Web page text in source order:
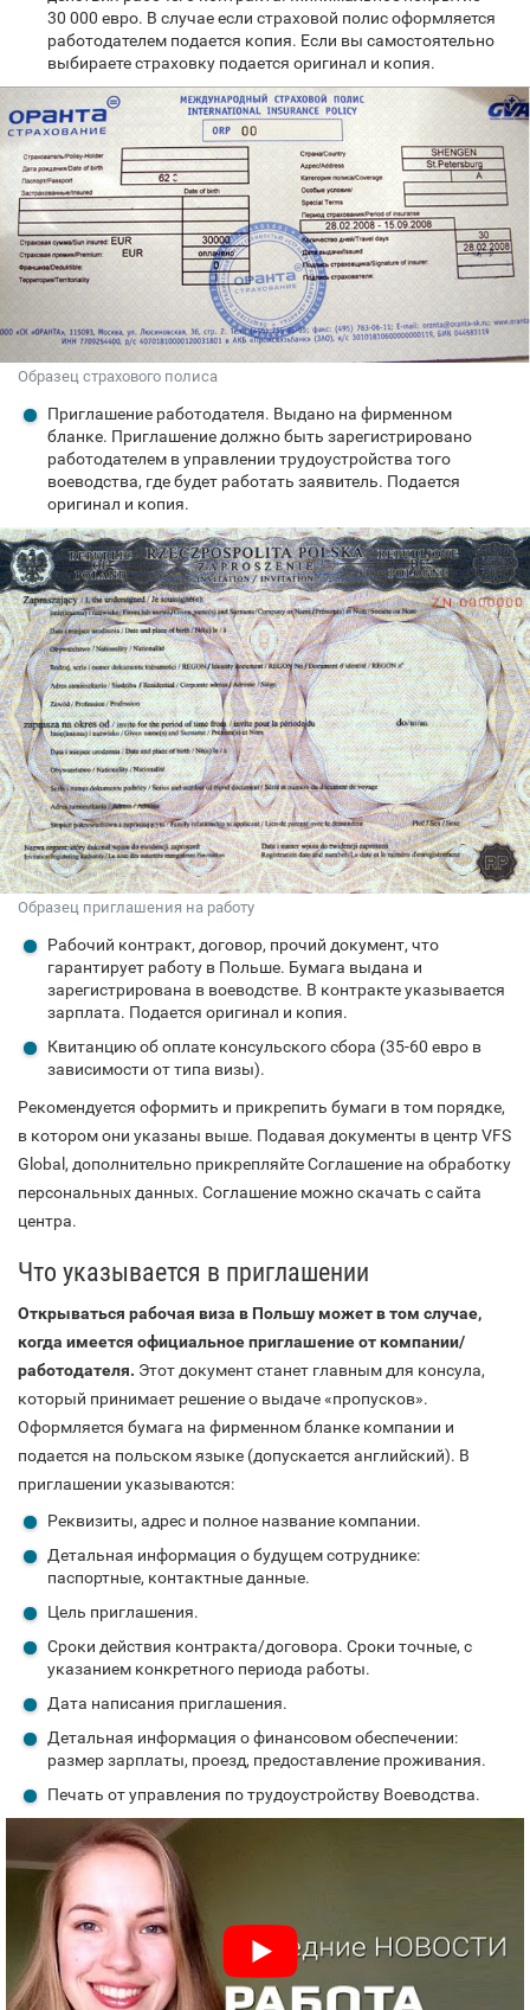
30 000 евро. В случае если страховой полис оформляется
работодателем подается копия. Если вы самостоятельно
выбираете страховку подается оригинал и копия.
Образец страхового полиса
Приглашение работодателя. Выдано на фирменном
бланке. Приглашение должно быть зарегистрировано
работодателем в управлении трудоустройства того
воеводства, где будет работать заявитель. Подается
оригинал и копия.
Образец приглашения на работу
Рабочий контракт, договор, прочий документ, что
гарантирует работу в Польше. Бумага выдана и
зарегистрирована в воеводстве. В контракте указывается
зарплата. Подается оригинал и копия.
Квитанцию об оплате консульского сбора (35-60 евро в
зависимости от типа визы).
Рекомендуется оформить и прикрепить бумаги в том порядке,
в котором они указаны выше. Подавая документы в центр VFS
Global, дополнительно прикрепляйте Соглашение на обработку
персональных данных. Соглашение можно скачать с сайта
центра.
Что указывается в приглашении
Открываться рабочая виза в Польшу может в том случае,
когда имеется официальное приглашение от компании/
работодателя. Этот документ станет главным для консула,
который принимает решение о выдаче «пропусков».
Оформляется бумага на фирменном бланке компании и
подается на польском языке (допускается английский). В
приглашении указываются:
Реквизиты, адрес и полное название компании.
Детальная информация о будущем сотруднике:
паспортные, контактные данные.
Цель приглашения.
Сроки действия контракта/договора. Сроки точные, с
указанием конкретного периода работы.
Дата написания приглашения.
Детальная информация о финансовом обеспечении:
размер зарплаты, проезд, предоставление проживания.
Печать от управления по трудоустройству Воеводства.